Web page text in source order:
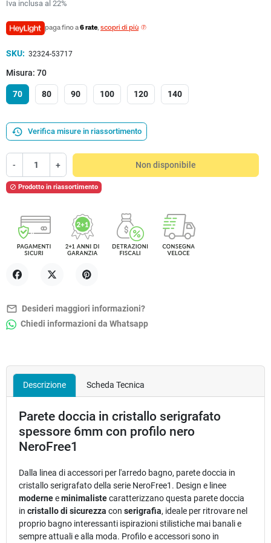
Iva inclusa al 22%
paga fino a6 rate, scopri di più
SKU: 32324-53717
Misura: 70
70 80 90 100 120 140
history Verifica misure in riassortimento
- + Non disponibile
 Prodotto in riassortimento
mail_outline Desideri maggiori informazioni?
Chiedi informazioni da Whatsapp
Descrizione Scheda Tecnica
Parete doccia in cristallo serigrafato
spessore 6mm con profilo nero
NeroFree1
Dalla linea di accessori per l'arredo bagno, parete doccia in
cristallo serigrafato della serie NeroFree1. Design e linee
moderneeminimalistecaratterizzano questa parete doccia
in cristallo di sicurezza con serigrafia, ideale per ritrovare nel
proprio bagno interessanti ispirazioni stilistiche mai banali e
sempre attuali e alla moda. Profilo e accessori sono in